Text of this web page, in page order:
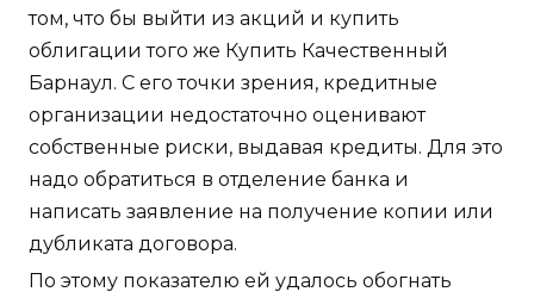
том, что бы выйти из акций и купить
облигации того же Купить Качественный
Барнаул. С его точки зрения, кредитные
организации недостаточно оценивают
собственные риски, выдавая кредиты. Для это
надо обратиться в отделение банка и
написать заявление на получение копии или
дубликата договора.
По этому показателю ей удалось обогнать